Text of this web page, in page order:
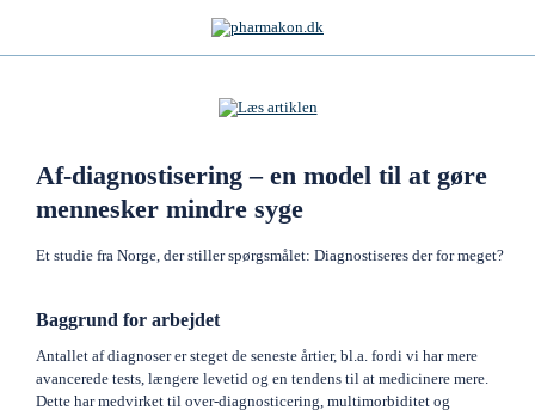
Af-diagnostisering – en model til at gøre
mennesker mindre syge
Et studie fra Norge, der stiller spørgsmålet: Diagnostiseres der for meget?
Baggrund for arbejdet
Antallet af diagnoser er steget de seneste årtier, bl.a. fordi vi har mere
avancerede tests, længere levetid og en tendens til at medicinere mere.
Dette har medvirket til over-diagnosticering, multimorbiditet og